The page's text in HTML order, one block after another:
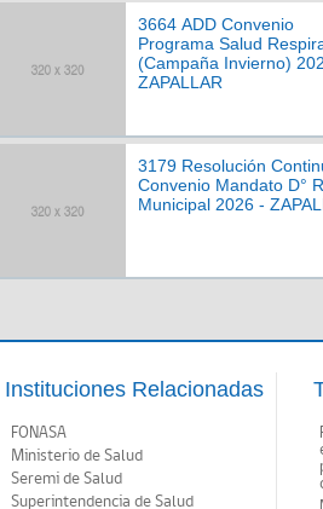
3664 ADD Convenio
Programa Salud
(Campaña Invierno)
ZAPALLAR
3179 Resolución
Convenio Mandato D°
Municipal 2026 -
Instituciones Relacionadas
FONASA
Ministerio de Salud
Seremi de Salud
Superintendencia de Salud